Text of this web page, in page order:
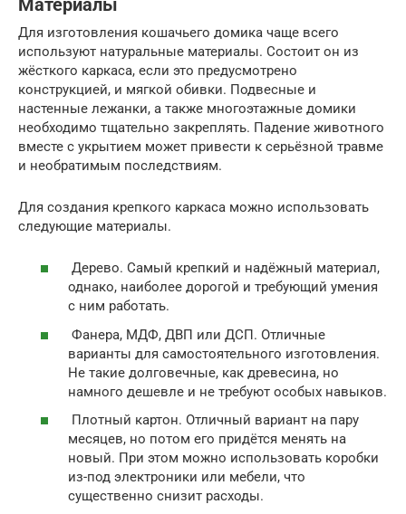
Материалы
Для изготовления кошачьего домика чаще всего
используют натуральные материалы. Состоит он из
жёсткого каркаса, если это предусмотрено
конструкцией, и мягкой обивки. Подвесные и
настенные лежанки, а также многоэтажные домики
необходимо тщательно закреплять. Падение животного
вместе с укрытием может привести к серьёзной травме
и необратимым последствиям.
Для создания крепкого каркаса можно использовать
следующие материалы.
Дерево. Самый крепкий и надёжный материал,
однако, наиболее дорогой и требующий умения
с ним работать.
Фанера, МДФ, ДВП или ДСП. Отличные
варианты для самостоятельного изготовления.
Не такие долговечные, как древесина, но
намного дешевле и не требуют особых навыков.
Плотный картон. Отличный вариант на пару
месяцев, но потом его придётся менять на
новый. При этом можно использовать коробки
из-под электроники или мебели, что
существенно снизит расходы.